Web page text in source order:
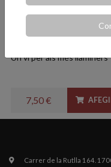
Bestué El
75cl.
Un vi per als més llaminers
7,50 €
Carrer de la Rutlla 164.